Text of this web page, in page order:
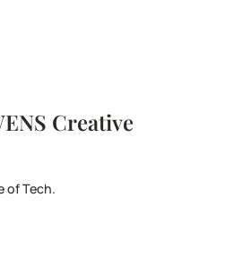
Creative
of Tech.